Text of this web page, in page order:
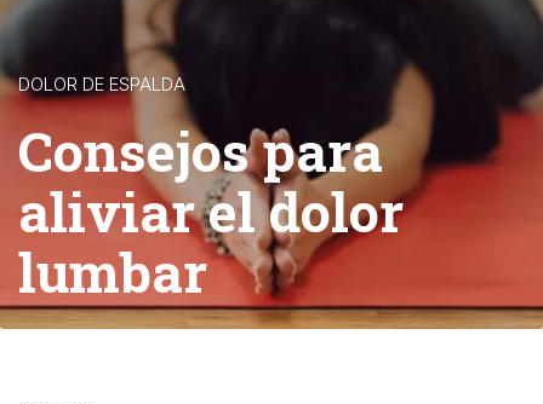
DOLOR DE ESPALDA
Consejos para
aliviar el dolor
lumbar